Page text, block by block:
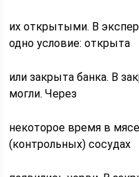
их открытыми. В
одно условие: открыта
или закрыта банка. В
могли. Через
некоторое время в
(контрольных) сосудах